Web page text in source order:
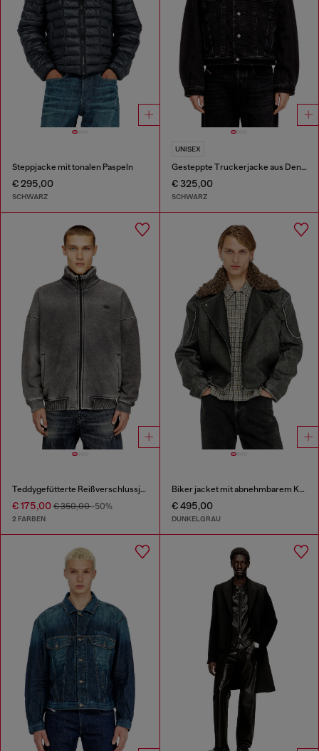
Steppjacke mit tonalen Paspeln
€ 295,00
SCHWARZ
UNISEX
Gesteppte Truckerjacke aus Denim
€ 325,00
SCHWARZ
Teddygefütterte Reißverschlussjacke mit Denim-Effekt
€ 175,00 € 350,00-50%
2 FARBEN
Biker jacket mit abnehmbarem Kragen
€ 495,00
DUNKELGRAU